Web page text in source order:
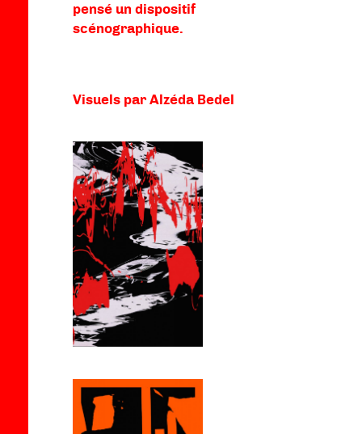
pensé un dispositif
scénographique.
Visuels par Alzéda Bedel